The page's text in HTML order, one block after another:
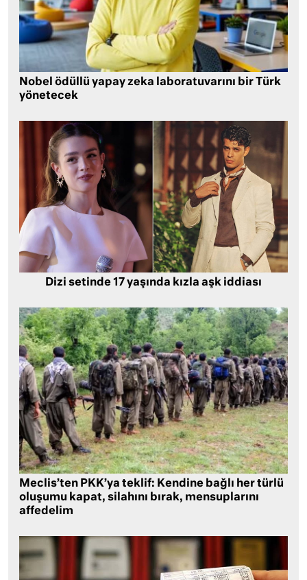
Nobel ödüllü yapay zeka laboratuvarını bir Türk
yönetecek
Dizi setinde 17 yaşında kızla aşk iddiası
Meclis’ten PKK’ya teklif: Kendine bağlı her türlü
oluşumu kapat, silahını bırak, mensuplarını
affedelim